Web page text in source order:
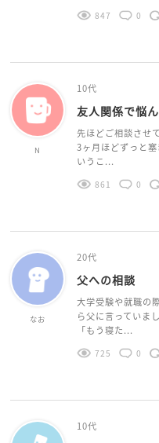
847 0
N
10代
友人関係で悩
先ほどご相談させ
3ヶ月ほどずっと
いうこ...
861 0
なお
20代
父への相談
大学受験や就職の
ら父に言っていま
「もう寝た...
725 0
10代